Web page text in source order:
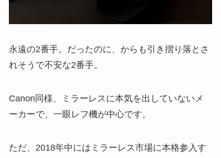
永遠の2番手。だったのに、からも引き摺り落とさ
れそうで不安な2番手。
Canon同様、ミラーレスに本気を出していないメ
ーカーで、一眼レフ機が中心です。
ただ、2018年中にはミラーレス市場に本格参入す